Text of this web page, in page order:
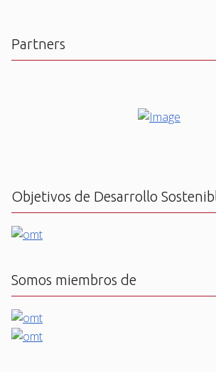
Partners
Objetivos de Desarrollo
Somos miembros de